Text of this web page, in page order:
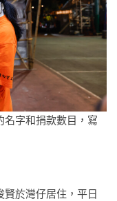
名字和捐款數目，寫
賢於灣仔居住，平日